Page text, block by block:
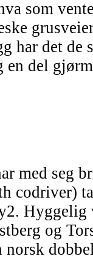
som
har det de
en del
med seg
codriver)
Hyggelig
og